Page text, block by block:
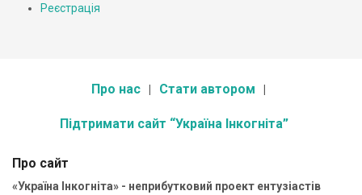
Реєстрація
Про нас Стати автором
Підтримати сайт “Україна Інкогніта”
Про сайт
«Україна Інкогніта» - неприбутковий проект ентузіастів